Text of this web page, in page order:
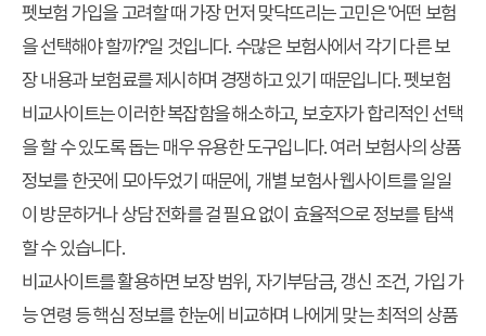
펫보험 가입을 고려할 때 가장 먼저 맞닥뜨리는 고민은 '어떤 보험
을 선택해야 할까?'일 것입니다. 수많은 보험사에서 각기 다른 보
장 내용과 보험료를 제시하며 경쟁하고 있기 때문입니다.펫보험
비교사이트는 이러한 복잡함을 해소하고, 보호자가 합리적인 선택
을 할 수 있도록 돕는 매우 유용한 도구입니다. 여러 보험사의 상품
정보를 한곳에 모아두었기 때문에, 개별 보험사 웹사이트를 일일
이 방문하거나 상담 전화를 걸 필요 없이 효율적으로 정보를 탐색
할 수 있습니다.
비교사이트를 활용하면 보장 범위, 자기부담금, 갱신 조건, 가입 가
능 연령 등 핵심 정보를 한눈에 비교하며 나에게 맞는 최적의 상품